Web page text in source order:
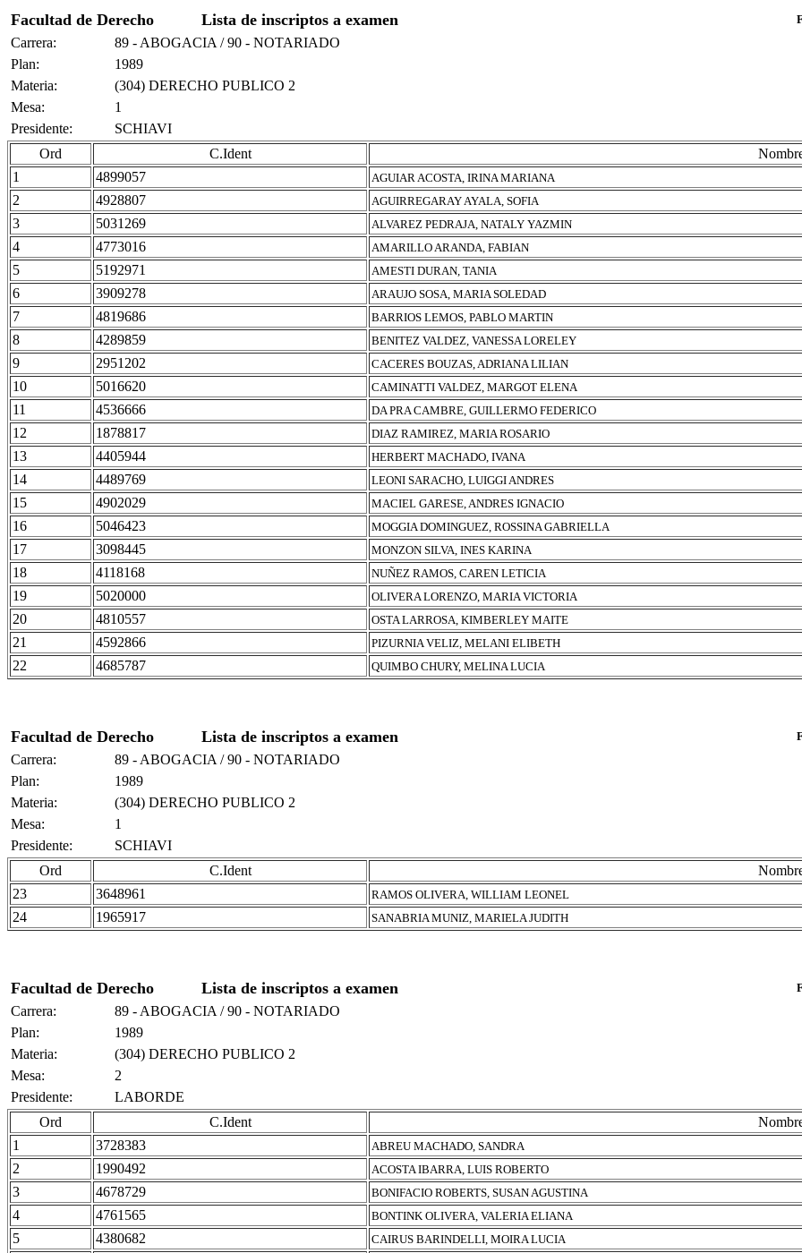
Facultad de Derecho Lista de inscriptos a examen
Carrera:
89 - ABOGACIA / 90 - NOTARIADO
Plan:
1989
Materia:
(304) DERECHO PUBLICO 2
Mesa:
1
Presidente:
SCHIAVI
Ord
C.Ident
1
4899057 AGUIAR ACOSTA, IRINA MARIANA
2 4928807 AGUIRREGARAY AYALA, SOFIA
3 5031269 ALVAREZ PEDRAJA, NATALY YAZMIN
4 4773016 AMARILLO ARANDA, FABIAN
5 5192971 AMESTI DURAN, TANIA
6 3909278 ARAUJO SOSA, MARIA SOLEDAD
7 4819686 BARRIOS LEMOS, PABLO MARTIN
8 4289859 BENITEZ VALDEZ, VANESSA LORELEY
9 2951202 CACERES BOUZAS, ADRIANA LILIAN
10 5016620 CAMINATTI VALDEZ, MARGOT ELENA
11 4536666 DA PRA CAMBRE, GUILLERMO FEDERICO
12 1878817 DIAZ RAMIREZ, MARIA ROSARIO
13 4405944 HERBERT MACHADO, IVANA
14 4489769 LEONI SARACHO, LUIGGI ANDRES
15 4902029 MACIEL GARESE, ANDRES IGNACIO
16 5046423 MOGGIA DOMINGUEZ, ROSSINA GABRIELLA
17 3098445 MONZON SILVA, INES KARINA
18 4118168 NUÑEZ RAMOS, CAREN LETICIA
19 5020000 OLIVERA LORENZO, MARIA VICTORIA
20 4810557 OSTA LARROSA, KIMBERLEY MAITE
21 4592866 PIZURNIA VELIZ, MELANI ELIBETH
22 4685787 QUIMBO CHURY, MELINA LUCIA
Facultad de Derecho Lista de inscriptos a examen
Carrera:
89 - ABOGACIA / 90 - NOTARIADO
Plan:
1989
Materia:
(304) DERECHO PUBLICO 2
Mesa:
1
Presidente:
SCHIAVI
Ord
C.Ident
23
3648961 RAMOS OLIVERA, WILLIAM LEONEL
24 1965917 SANABRIA MUNIZ, MARIELA JUDITH
Facultad de Derecho Lista de inscriptos a examen
Carrera:
89 - ABOGACIA / 90 - NOTARIADO
Plan:
1989
Materia:
(304) DERECHO PUBLICO 2
Mesa:
2
Presidente:
LABORDE
Ord
C.Ident
1
3728383 ABREU MACHADO, SANDRA
2 1990492 ACOSTA IBARRA, LUIS ROBERTO
3 4678729 BONIFACIO ROBERTS, SUSAN AGUSTINA
4 4761565 BONTINK OLIVERA, VALERIA ELIANA
5 4380682 CAIRUS BARINDELLI, MOIRA LUCIA